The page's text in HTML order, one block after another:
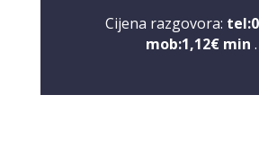
Cijena razgovora:
mob:1,12€ min .